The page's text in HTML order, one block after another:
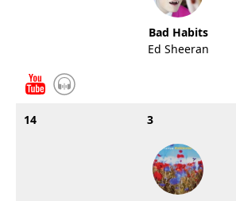
Bad Habits
Ed Sheeran
14 3